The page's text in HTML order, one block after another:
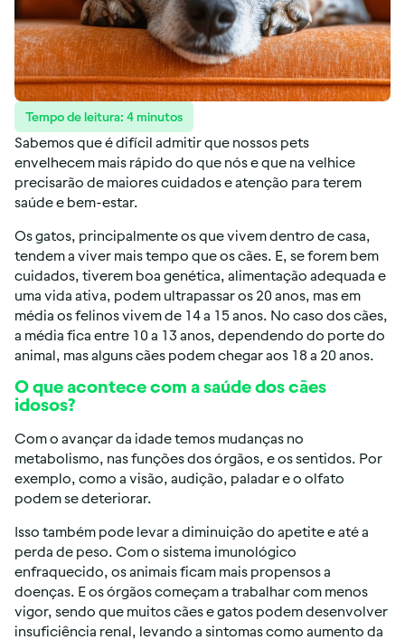
Tempo de leitura: 4minutos
Sabemos que é difícil admitir que nossos pets
envelhecem mais rápido do que nós e que na velhice
precisarão de maiores cuidados e atenção para terem
saúde e bem-estar.
Os gatos, principalmente os que vivem dentro de casa,
tendem a viver mais tempo que os cães. E, se forem bem
cuidados, tiverem boa genética, alimentação adequada e
uma vida ativa, podem ultrapassar os 20 anos, mas em
média os felinos vivem de 14 a 15 anos. No caso dos cães,
a média fica entre 10 a 13 anos, dependendo do porte do
animal, mas alguns cães podem chegar aos 18 a 20 anos.
O que acontece com a saúde dos cães
idosos?
Com o avançar da idade temos mudanças no
metabolismo, nas funções dos órgãos, e os sentidos. Por
exemplo, como a visão, audição, paladar e o olfato
podem se deteriorar.
Isso também pode levar a diminuição do apetite e até a
perda de peso. Com o sistema imunológico
enfraquecido, os animais ficam mais propensos a
doenças. E os órgãos começam a trabalhar com menos
vigor, sendo que muitos cães e gatos podem desenvolver
insuficiência renal, levando a sintomas como aumento da